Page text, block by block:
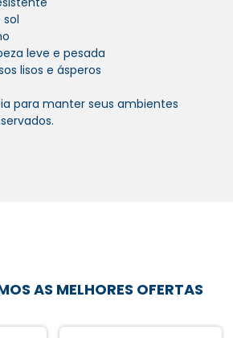
sol
leve e pesada
lisos e ásperos
para manter seus ambientes
AS MELHORES OFERTAS